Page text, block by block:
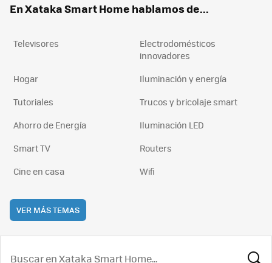
En Xataka Smart Home hablamos de...
Televisores
Electrodomésticos
innovadores
Hogar
Iluminación y energía
Tutoriales
Trucos y bricolaje smart
Ahorro de Energía
Iluminación LED
Smart TV
Routers
Cine en casa
Wifi
VER MÁS TEMAS